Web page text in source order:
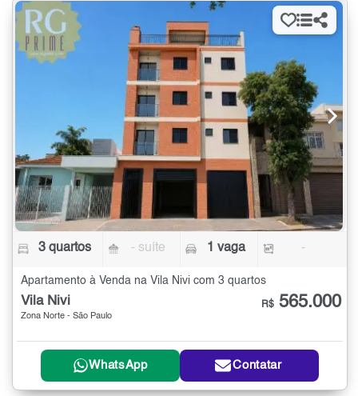
3 quartos - suíte 1 vaga -
Apartamento à Venda na Vila Nivi com 3 quartos
Vila Nivi
Zona Norte - São Paulo
R$ 565.000
WhatsApp Contatar